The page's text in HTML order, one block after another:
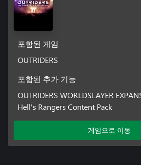
포함된 게임
OUTRIDERS
포함된 추가 기능
OUTRIDERS WORLDSLAYER
Hell's Rangers Content Pack
게임으로 이동